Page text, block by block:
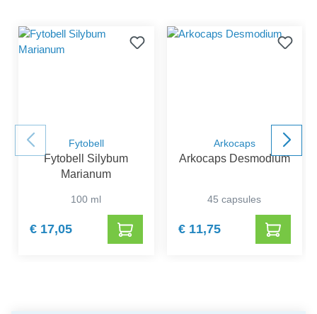
Fytobell
Fytobell Silybum
Marianum
100 ml
€ 17,05
Arkocaps
Arkocaps Desmodium
45 capsules
€ 11,75